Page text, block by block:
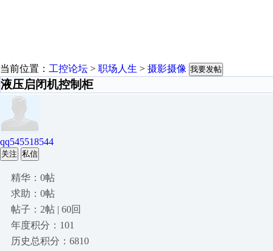
当前位置： 工控论坛 > 职场人生 > 摄影摄像 我要发帖
液压启闭机控制柜
qq545518544
关注 私信
精华：0帖
求助：0帖
帖子：2帖 | 60回
年度积分：101
历史总积分：6810